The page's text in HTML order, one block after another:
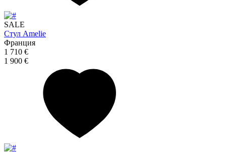
SALE
Стул Amelie
Франция
1 710 €
1 900 €